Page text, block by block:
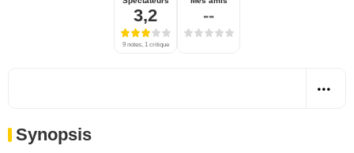
3,2
9 notes, 1 critique
--
Synopsis